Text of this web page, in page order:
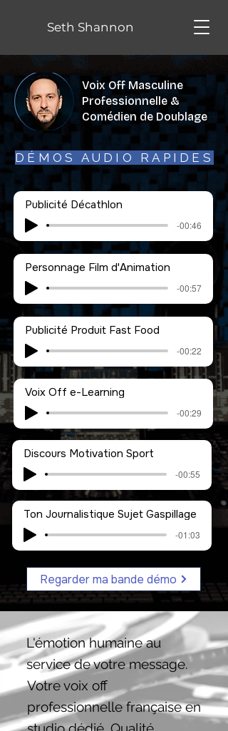
Seth Shannon
Voix Off Masculine
Professionnelle &
Comédien de Doublage
DÉMOS AUDIO RAPIDES
Publicité Décathlon
-00:46
Personnage Film d'Animation
-00:57
Publicité Produit Fast Food
-00:22
Voix Off e-Learning
-00:29
Discours Motivation Sport
-00:55
Ton Journalistique Sujet Gaspillage
-01:03
Regarder ma bande démo
L'émotion humaine au
service de votre message.
Votre voix off
professionnelle française en